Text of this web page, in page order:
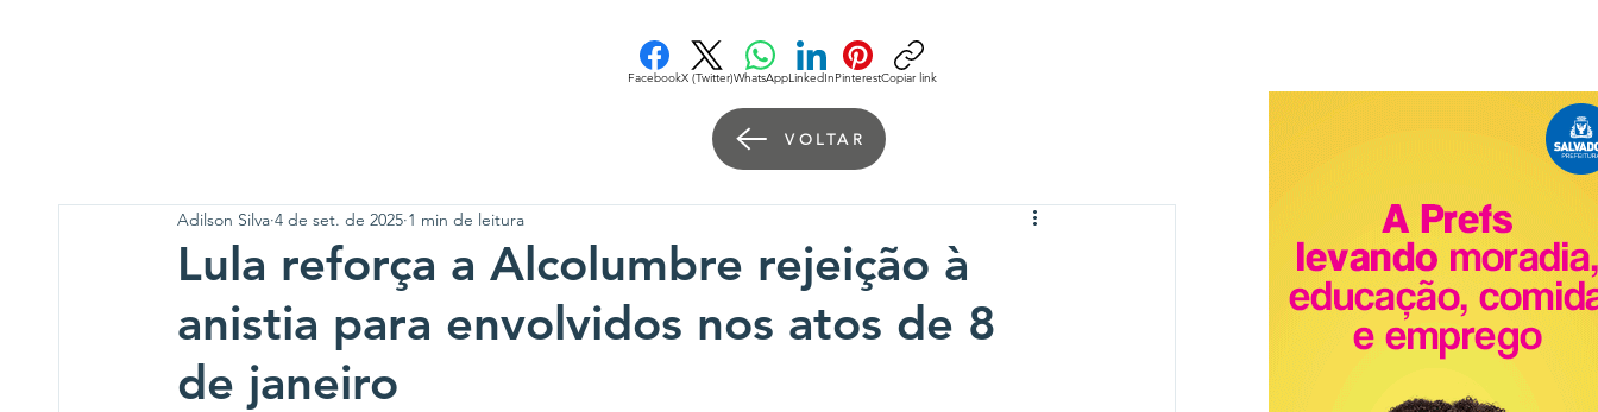
FacebookX (Twitter)WhatsAppLinkedInPinterestCopiar link
Lula reforça a Alcolumbre rejeição à
anistia para envolvidos nos atos de 8
de janeiro
Adilson Silva 4 de set. de 2025 1 min de leitura
VOLTAR